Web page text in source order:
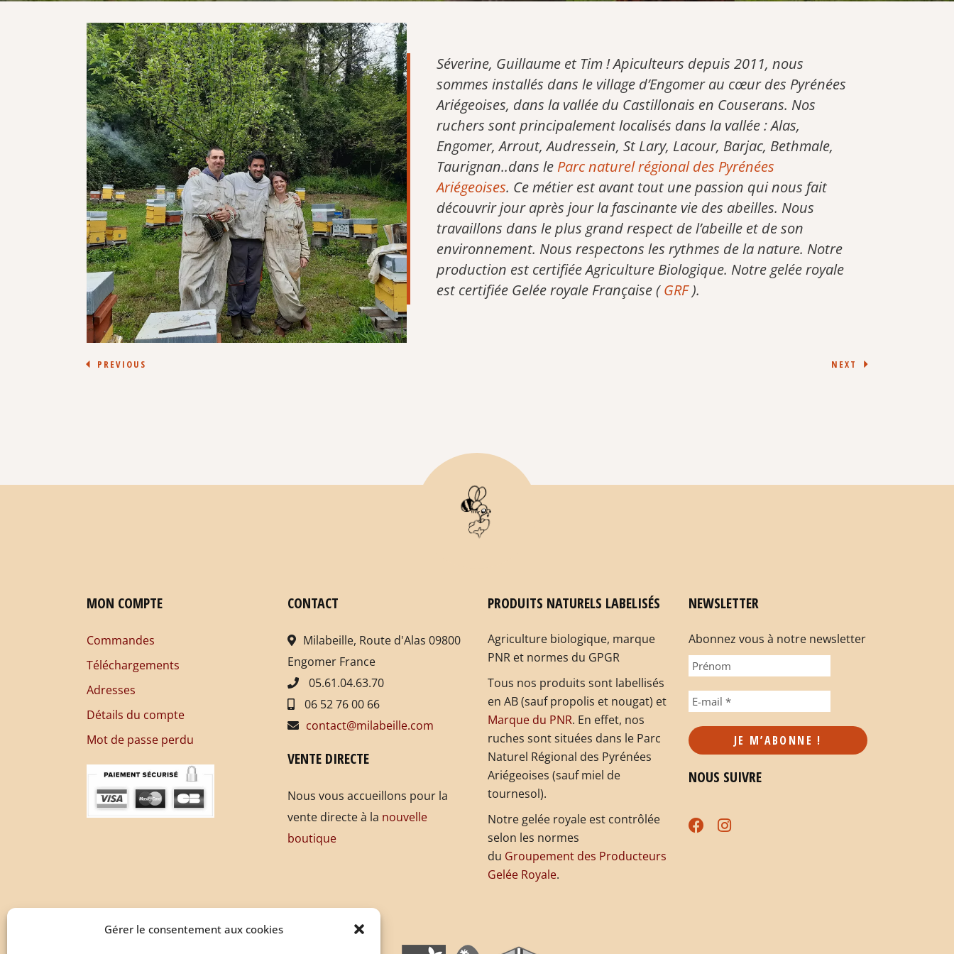
Gérer le consentement aux cookies
SAVONS
CARTE CADEAU
Séverine, Guillaume et Tim ! Apiculteurs depuis 2011, nous
sommes installés dans le village d’Engomer au cœur des Pyrénées
Ariégeoises, dans la vallée du Castillonais en Couserans. Nos
ruchers sont principalement localisés dans la vallée : Alas,
Engomer, Arrout, Audressein, St Lary, Lacour, Barjac, Bethmale,
Taurignan..dans le Parc naturel régional des Pyrénées
Ariégeoises. Ce métier est avant tout une passion qui nous fait
découvrir jour après jour la fascinante vie des abeilles. Nous
travaillons dans le plus grand respect de l’abeille et de son
environnement. Nous respectons les rythmes de la nature. Notre
production est certifiée Agriculture Biologique. Notre gelée royale
est certifiée Gelée royale Française (GRF).
PREVIOUS NEXT
MON COMPTE
Commandes
Téléchargements
Adresses
Détails du compte
Mot de passe perdu
CONTACT
Milabeille, Route d'Alas 09800
Engomer France
05.61.04.63.70
06 52 76 00 66
contact@milabeille.com
VENTE DIRECTE
Nous vous accueillons pour la
vente directe à la nouvelle
boutique
PRODUITS NATURELS LABELISÉS
Agriculture biologique, marque
PNR et normes du GPGR
Tous nos produits sont labellisés
en AB (sauf propolis et nougat) et
Marque du PNR. En effet, nos
ruches sont situées dans le Parc
Naturel Régional des Pyrénées
Ariégeoises (sauf miel de
tournesol).
Notre gelée royale est contrôlée
selon les normes
du Groupement des Producteurs
Gelée Royale.
NEWSLETTER
Abonnez vous à notre newsletter
NOUS SUIVRE